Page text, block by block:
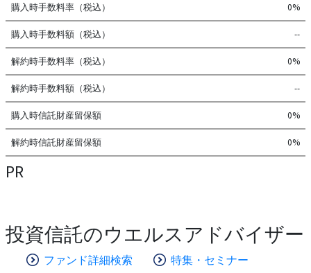
購入時手数料率（税込） 0%
購入時手数料額（税込） --
解約時手数料率（税込） 0%
解約時手数料額（税込） --
購入時信託財産留保額 0%
解約時信託財産留保額 0%
PR
投資信託のウエルスアドバイザー
ファンド詳細検索
特集・セミナー